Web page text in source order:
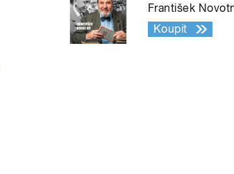
František
Koupit